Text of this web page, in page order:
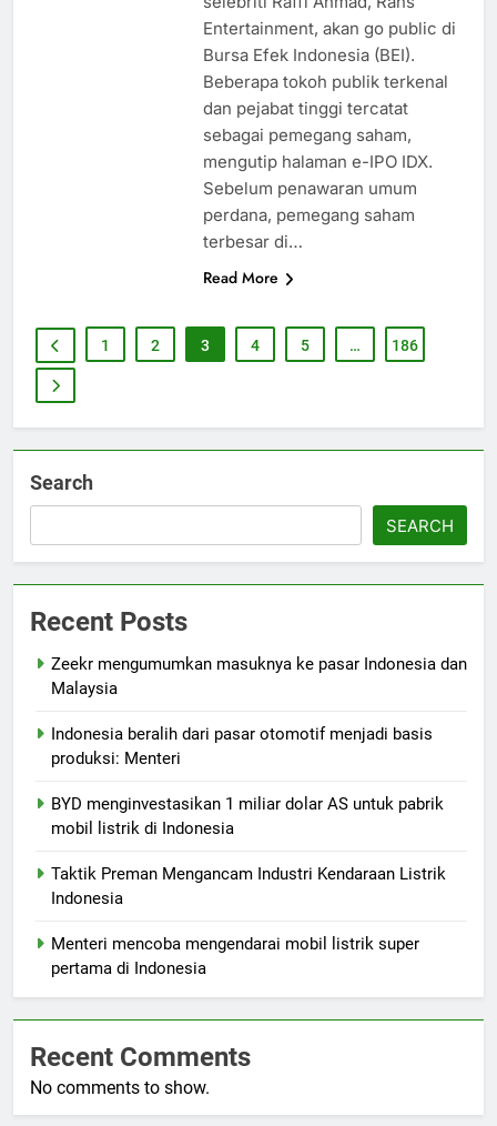
Entertainment, akan go public di
Bursa Efek Indonesia (BEI).
Beberapa tokoh publik terkenal
dan pejabat tinggi tercatat
sebagai pemegang saham,
mengutip halaman e-IPO IDX.
Sebelum penawaran umum
perdana, pemegang saham
terbesar di…
Read More
1 2 3 4 5 … 186
Search
SEARCH
Recent Posts
Zeekr mengumumkan masuknya ke pasar Indonesia dan
Malaysia
Indonesia beralih dari pasar otomotif menjadi basis
produksi: Menteri
BYD menginvestasikan 1 miliar dolar AS untuk pabrik
mobil listrik di Indonesia
Taktik Preman Mengancam Industri Kendaraan Listrik
Indonesia
Menteri mencoba mengendarai mobil listrik super
pertama di Indonesia
Recent Comments
No comments to show.